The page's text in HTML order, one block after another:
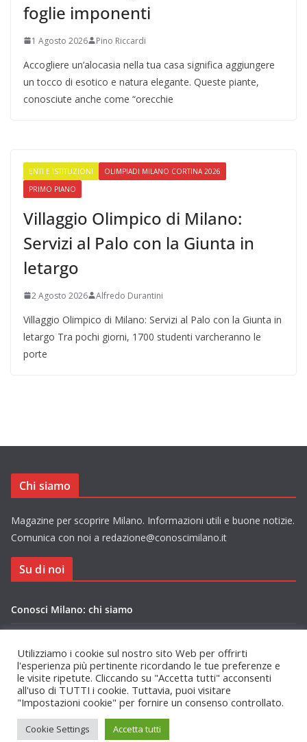
foglie imponenti
1 Agosto 2026 Pino Riccardi
Accogliere un’alocasia nella tua casa significa aggiungere
un tocco di esotico e natura elegante. Queste piante,
conosciute anche come “orecchie
ENTI E ISTITUZIONI
OLIMPIADI MILANO CORTINA 2026
PRIMO PIANO
Villaggio Olimpico di Milano:
Servizi al Palo con la Giunta in
letargo
2 Agosto 2026 Alfredo Durantini
Villaggio Olimpico di Milano: Servizi al Palo con la Giunta in
letargo Tra pochi giorni, 1700 studenti varcheranno le
porte
Chi siamo
Magazine per scoprire Milano. Informazioni utili e buone notizie.
Comunica con noi a redazione@conoscimilano.it
Su di noi
Conosci Milano: chi siamo
Copyright © 2026Conosci Milano
Tema:ColorMag di ThemeGrill. Powered by
Utilizziamo i cookie sul nostro sito Web per offrirti
l'esperienza più pertinente ricordando le tue preferenze e
le visite ripetute. Cliccando su "Accetta tutti" acconsenti
all'uso di TUTTI i cookie. Tuttavia, puoi visitare
"Impostazioni cookie" per fornire un consenso controllato.
Cookie Settings Accetta tutti